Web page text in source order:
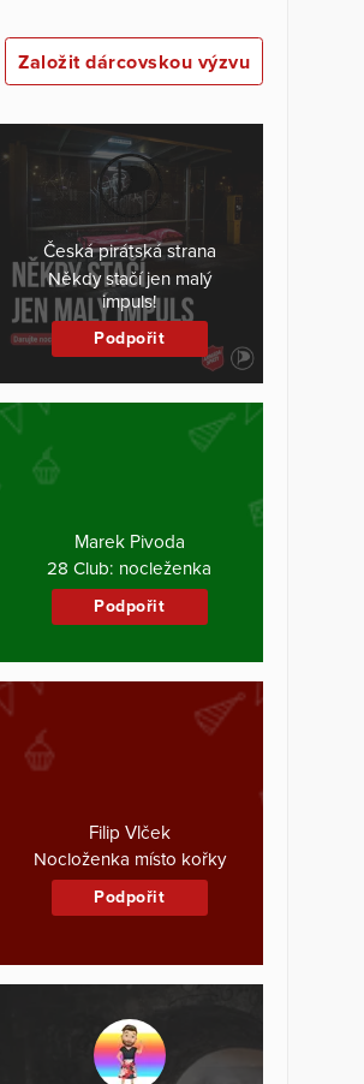
Založit dárcovskou výzvu
Česká pirátská strana
Někdy stačí jen malý
impuls!
Podpořit
Marek Pivoda
28 Club: nocleženka
Podpořit
Filip Vlček
Nocloženka místo kořky
Podpořit